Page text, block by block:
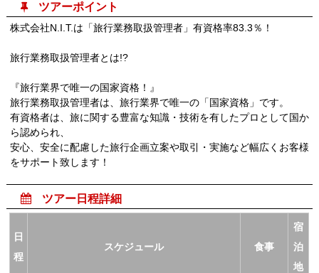
 ツアーポイント
株式会社N.I.T.は「旅行業務取扱管理者」有資格率83.3％！
旅行業務取扱管理者とは!?
『旅行業界で唯一の国家資格！』
旅行業務取扱管理者は、旅行業界で唯一の「国家資格」です。
有資格者は、旅に関する豊富な知識・技術を有したプロとして国か
ら認められ、
安心、安全に配慮した旅行企画立案や取引・実施など幅広くお客様
をサポート致します！
 ツアー日程詳細
日
程
スケジュール 食事
宿
泊
地